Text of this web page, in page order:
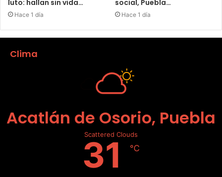
luto: hallan sin vida…
Hace 1 día
social, Puebla…
Hace 1 día
Clima
Acatlán de Osorio, Puebla
Scattered Clouds
31 ℃